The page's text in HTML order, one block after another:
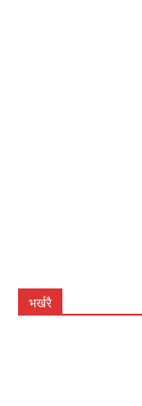
भर्खरै